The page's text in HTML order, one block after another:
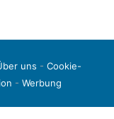
uns - Cookie-
- Werbung